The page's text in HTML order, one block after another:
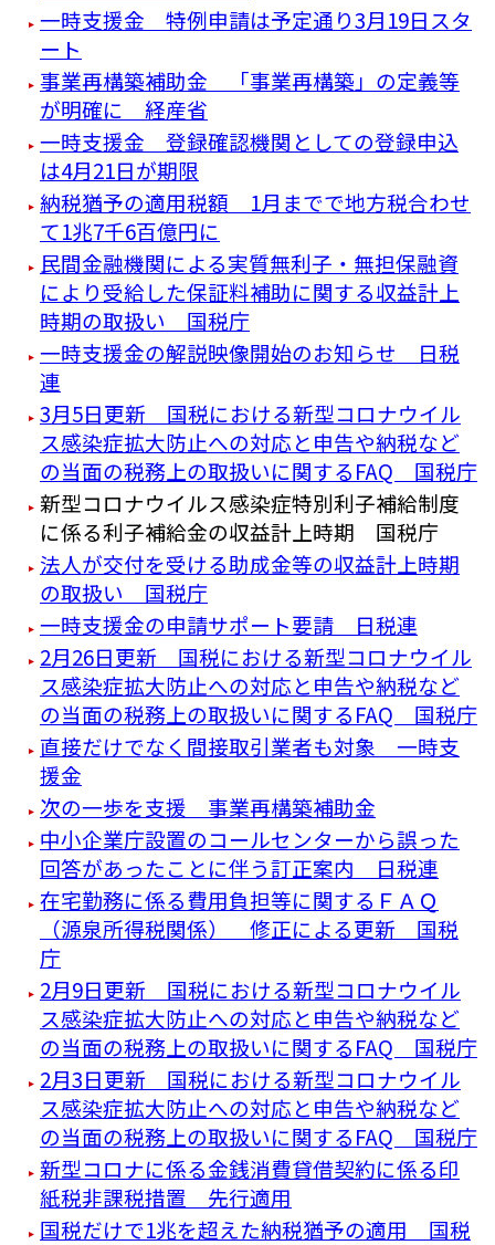
一時支援金 特例申請は予定通り3月19日スタ
ート
事業再構築補助金 「事業再構築」の定義等
が明確に 経産省
一時支援金 登録確認機関としての登録申込
は4月21日が期限
納税猶予の適用税額 1月までで地方税合わせ
て1兆7千6百億円に
民間金融機関による実質無利子・無担保融資
により受給した保証料補助に関する収益計上
時期の取扱い 国税庁
一時支援金の解説映像開始のお知らせ 日税
連
3月5日更新 国税における新型コロナウイル
ス感染症拡大防止への対応と申告や納税など
の当面の税務上の取扱いに関するFAQ 国税庁
新型コロナウイルス感染症特別利子補給制度
に係る利子補給金の収益計上時期 国税庁
法人が交付を受ける助成金等の収益計上時期
の取扱い 国税庁
一時支援金の申請サポート要請 日税連
2月26日更新 国税における新型コロナウイル
ス感染症拡大防止への対応と申告や納税など
の当面の税務上の取扱いに関するFAQ 国税庁
直接だけでなく間接取引業者も対象 一時支
援金
次の一歩を支援 事業再構築補助金
中小企業庁設置のコールセンターから誤った
回答があったことに伴う訂正案内 日税連
在宅勤務に係る費用負担等に関するＦＡＱ
（源泉所得税関係） 修正による更新 国税
庁
2月9日更新 国税における新型コロナウイル
ス感染症拡大防止への対応と申告や納税など
の当面の税務上の取扱いに関するFAQ 国税庁
2月3日更新 国税における新型コロナウイル
ス感染症拡大防止への対応と申告や納税など
の当面の税務上の取扱いに関するFAQ 国税庁
新型コロナに係る金銭消費貸借契約に係る印
紙税非課税措置 先行適用
国税だけで1兆を超えた納税猶予の適用 国税